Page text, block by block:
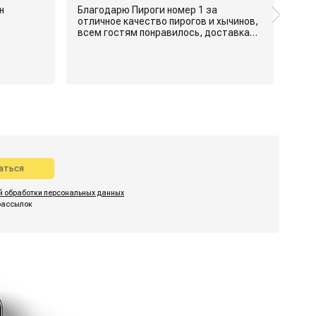
Благодарю Пироги номер 1 за
отличное качество пирогов и хычинов,
всем гостям понравилось, доставка
обработки персональных данных